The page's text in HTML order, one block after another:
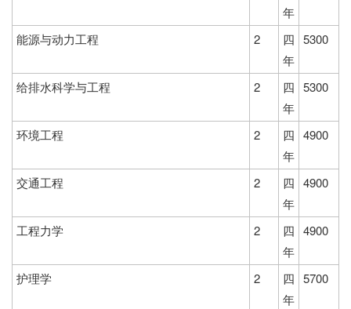
年
能源与动力工程 2
四
年
5300
给排水科学与工程 2
四
年
5300
环境工程 2
四
年
4900
交通工程 2
四
年
4900
工程力学 2
四
年
4900
护理学 2
四
年
5700